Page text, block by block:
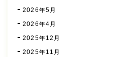
2026年5月
2026年4月
2025年12月
2025年11月